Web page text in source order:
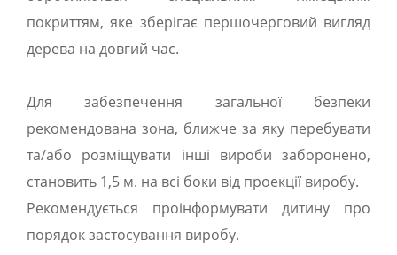
покриттям, яке зберігає першочерговий вигляд
дерева на довгий час.
Для забезпечення загальної безпеки
рекомендована зона, ближче за яку перебувати
та/або розміщувати інші вироби заборонено,
становить 1,5 м. на всі боки від проекції виробу.
Рекомендується проінформувати дитину про
порядок застосування виробу.